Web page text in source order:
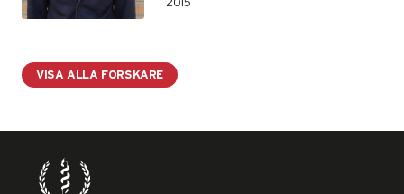
2015
VISA ALLA FORSKARE